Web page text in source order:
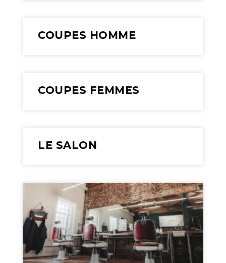
COUPES HOMME
COUPES FEMMES
LE SALON